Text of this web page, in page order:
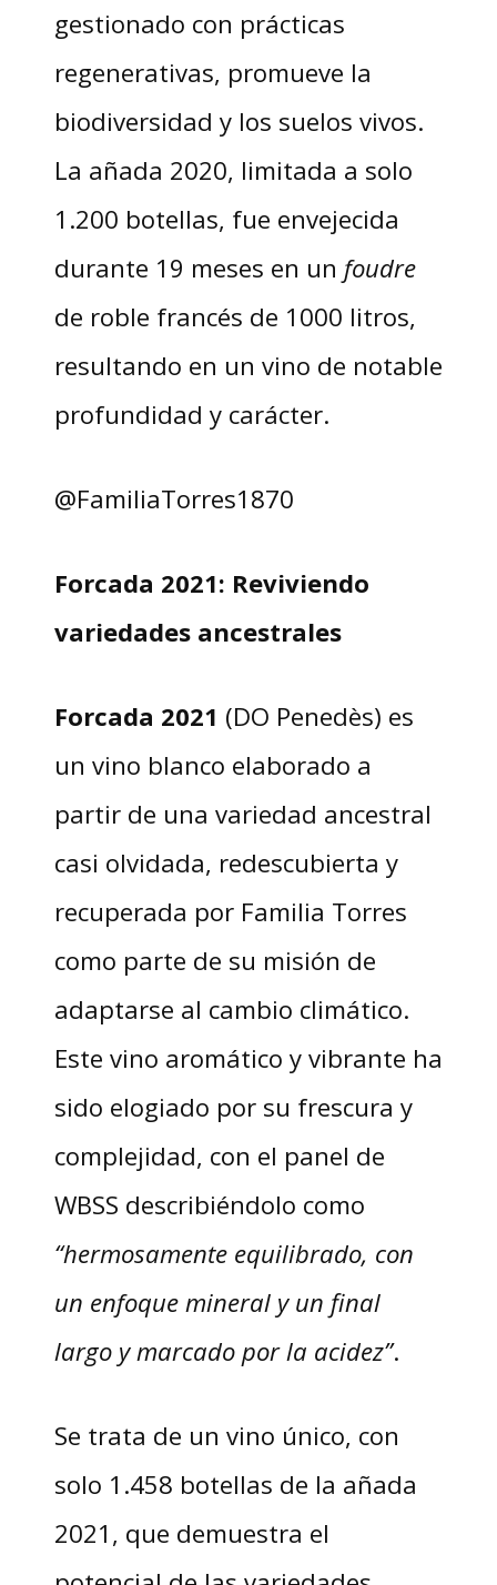
gestionado con prácticas
regenerativas, promueve la
biodiversidad y los suelos vivos.
La añada 2020, limitada a solo
1.200 botellas, fue envejecida
durante 19 meses en un foudre
de roble francés de 1000 litros,
resultando en un vino de notable
profundidad y carácter.
@FamiliaTorres1870
Forcada 2021: Reviviendo
variedades ancestrales
Forcada 2021 (DO Penedès) es
un vino blanco elaborado a
partir de una variedad ancestral
casi olvidada, redescubierta y
recuperada por Familia Torres
como parte de su misión de
adaptarse al cambio climático.
Este vino aromático y vibrante ha
sido elogiado por su frescura y
complejidad, con el panel de
WBSS describiéndolo como
“hermosamente equilibrado, con
un enfoque mineral y un final
largo y marcado por la acidez”.
Se trata de un vino único, con
solo 1.458 botellas de la añada
2021, que demuestra el